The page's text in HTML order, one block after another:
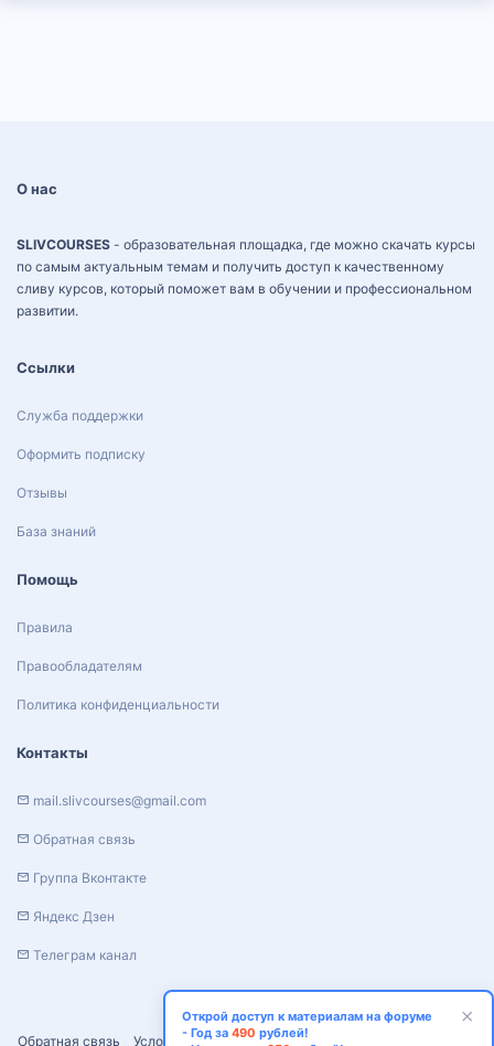
Обратная связь Условия и правила Политика конфиденциальности
О нас
SLIVCOURSES - образовательная площадка, где можно скачать курсы
по самым актуальным темам и получить доступ к качественному
сливу курсов, который поможет вам в обучении и профессиональном
развитии.
Ссылки
Служба поддержки
Оформить подписку
Отзывы
База знаний
Помощь
Правила
Правообладателям
Политика конфиденциальности
Контакты
mail.slivcourses@gmail.com
Обратная связь
Группа Вконтакте
Яндекс Дзен
Телеграм канал
Открой доступ к материалам на форуме
- Год за 490 рублей!